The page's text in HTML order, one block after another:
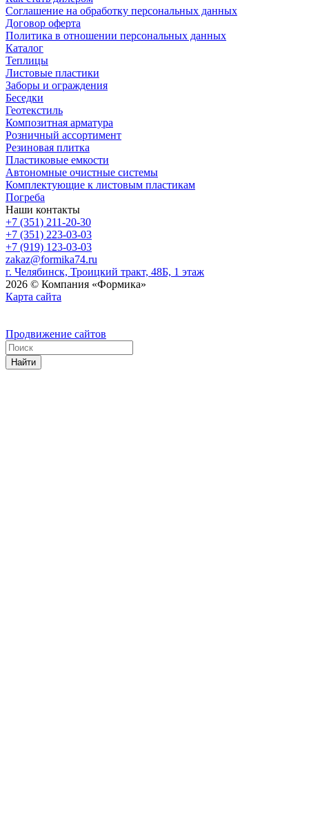
Соглашение на обработку персональных данных
Договор оферта
Политика в отношении персональных данных
Каталог
Теплицы
Листовые пластики
Заборы и ограждения
Беседки
Геотекстиль
Композитная арматура
Розничный ассортимент
Резиновая плитка
Пластиковые емкости
Автономные очистные системы
Комплектующие к листовым пластикам
Погреба
Наши контакты
+7 (351) 211-20-30
+7 (351) 223-03-03
+7 (919) 123-03-03
zakaz@formika74.ru
г. Челябинск, Троицкий тракт, 48Б, 1 этаж
2026 © Компания «Формика»
Карта сайта
Продвижение сайтов
Найти